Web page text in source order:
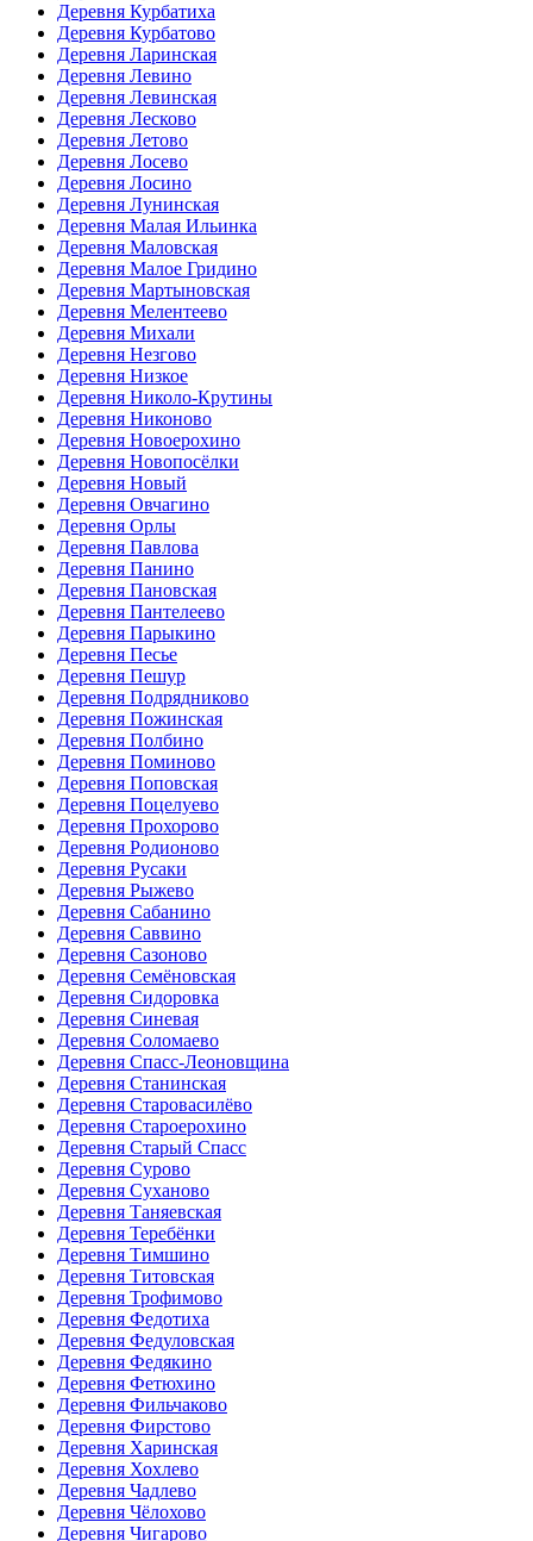
Деревня Курбатиха
Деревня Курбатово
Деревня Ларинская
Деревня Левино
Деревня Левинская
Деревня Лесково
Деревня Летово
Деревня Лосево
Деревня Лосино
Деревня Лунинская
Деревня Малая Ильинка
Деревня Маловская
Деревня Малое Гридино
Деревня Мартыновская
Деревня Мелентеево
Деревня Михали
Деревня Незгово
Деревня Низкое
Деревня Николо-Крутины
Деревня Никоново
Деревня Новоерохино
Деревня Новопосёлки
Деревня Новый
Деревня Овчагино
Деревня Орлы
Деревня Павлова
Деревня Панино
Деревня Пановская
Деревня Пантелеево
Деревня Парыкино
Деревня Песье
Деревня Пешур
Деревня Подрядниково
Деревня Пожинская
Деревня Полбино
Деревня Поминово
Деревня Поповская
Деревня Поцелуево
Деревня Прохорово
Деревня Родионово
Деревня Русаки
Деревня Рыжево
Деревня Сабанино
Деревня Саввино
Деревня Сазоново
Деревня Семёновская
Деревня Сидоровка
Деревня Синевая
Деревня Соломаево
Деревня Спасс-Леоновщина
Деревня Станинская
Деревня Старовасилёво
Деревня Староерохино
Деревня Старый Спасс
Деревня Сурово
Деревня Суханово
Деревня Таняевская
Деревня Теребёнки
Деревня Тимшино
Деревня Титовская
Деревня Трофимово
Деревня Федотиха
Деревня Федуловская
Деревня Федякино
Деревня Фетюхино
Деревня Фильчаково
Деревня Фирстово
Деревня Харинская
Деревня Хохлево
Деревня Чадлево
Деревня Чёлохово
Деревня Чигарово